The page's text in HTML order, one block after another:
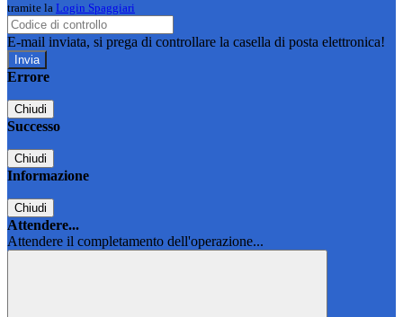
tramite la Login Spaggiari
E-mail inviata, si prega di controllare la casella di posta elettronica!
Errore
Chiudi
Successo
Chiudi
Informazione
Chiudi
Attendere...
Attendere il completamento dell'operazione...